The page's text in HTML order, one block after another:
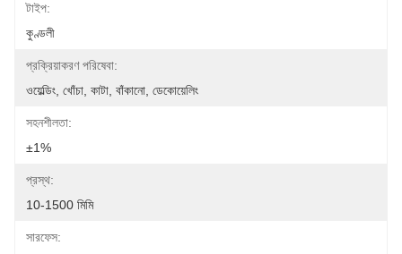
টাইপ:
কুণ্ডলী
প্রক্রিয়াকরণ পরিষেবা:
ওয়েল্ডিং, খোঁচা, কাটা, বাঁকানো, ডেকোয়েলিং
সহনশীলতা:
±1%
প্রস্থ:
10-1500 মিমি
সারফেস: